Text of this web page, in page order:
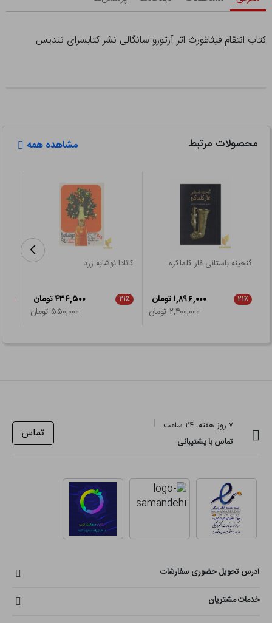
کتاب انتقام فیثاغورث اثر آرتورو سانگالی نشر کتابسرای تندیس
محصولات مرتبط مشاهده همه
گنجینه باستانی غار کلماکره
۲۱٪
۱,۸۹۶,۰۰۰ تومان
۲,۴۰۰,۰۰۰ تومان
کانادا نوشابه زرد
۲۱٪
۴۳۴,۵۰۰ تومان
۵۵۰,۰۰۰ تومان
۷ روز هفته، ۲۴ ساعت
تماس با پشتیبانی
تماس
آدرس تحویل حضوری سفارشات
خدمات مشتریان